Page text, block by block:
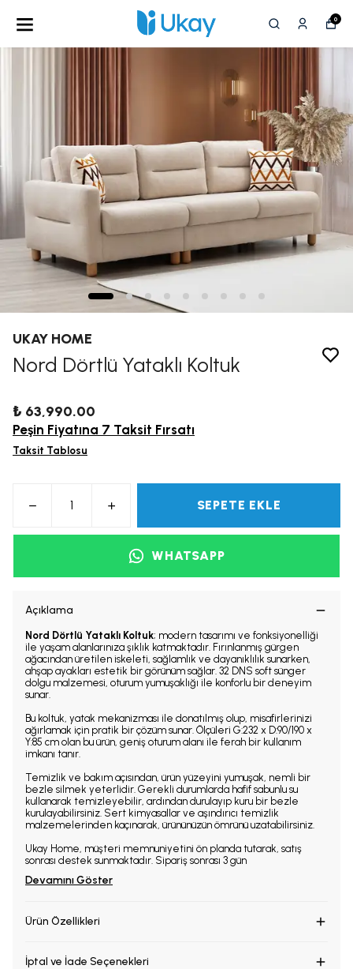
0
UKAY HOME
Nord Dörtlü Yataklı Koltuk
₺ 63,990.00
Peşin Fiyatına 7 Taksit Fırsatı
Taksit Tablosu
SEPETE EKLE
WHATSAPP
Açıklama
Nord Dörtlü Yataklı Koltuk; modern tasarımı ve fonksiyonelliği
ile yaşam alanlarınıza şıklık katmaktadır. Fırınlanmış gürgen
ağacından üretilen iskeleti, sağlamlık ve dayanıklılık sunarken,
ahşap ayakları estetik bir görünüm sağlar. 32 DNS soft sünger
dolgu malzemesi, oturum yumuşaklığı ile konforlu bir deneyim
sunar.
Bu koltuk, yatak mekanizması ile donatılmış olup, misafirlerinizi
ağırlamak için pratik bir çözüm sunar. Ölçüleri G:232 x D:90/190 x
Y:85 cm olan bu ürün, geniş oturum alanı ile ferah bir kullanım
imkanı tanır.
Temizlik ve bakım açısından, ürün yüzeyini yumuşak, nemli bir
bezle silmek yeterlidir. Gerekli durumlarda hafif sabunlu su
kullanarak temizleyebilir, ardından durulayıp kuru bir bezle
kurulayabilirsiniz. Sert kimyasallar ve aşındırıcı temizlik
malzemelerinden kaçınarak, ürününüzün ömrünü uzatabilirsiniz.
Ukay Home, müşteri memnuniyetini ön planda tutarak, satış
sonrası destek sunmaktadır. Sipariş sonrası 3 gün
Devamını Göster
Ürün Özellikleri
İptal ve İade Seçenekleri